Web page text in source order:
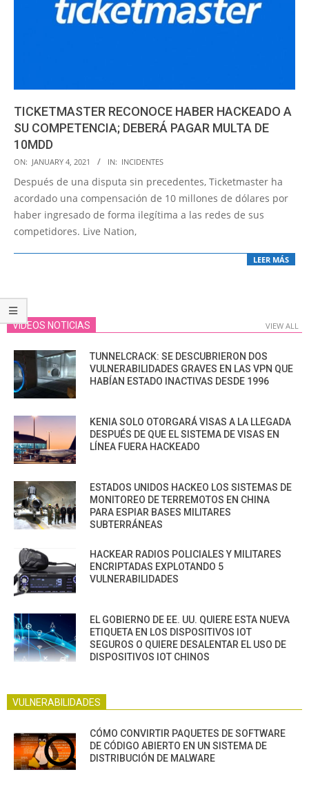
TICKETMASTER RECONOCE HABER HACKEADO A
SU COMPETENCIA; DEBERÁ PAGAR MULTA DE
10MDD
2021-
01-
ON: JANUARY 4, 2021 IN: INCIDENTES
Después de una disputa sin precedentes, Ticketmaster ha
acordado una compensación de 10 millones de dólares por
haber ingresado de forma ilegítima a las redes de sus
competidores. Live Nation,
LEER MÁS
VIDEOS NOTICIAS VIEW ALL
TUNNELCRACK: SE DESCUBRIERON DOS
VULNERABILIDADES GRAVES EN LAS VPN QUE
HABÍAN ESTADO INACTIVAS DESDE 1996
KENIA SOLO OTORGARÁ VISAS A LA LLEGADA
DESPUÉS DE QUE EL SISTEMA DE VISAS EN
LÍNEA FUERA HACKEADO
ESTADOS UNIDOS HACKEO LOS SISTEMAS DE
MONITOREO DE TERREMOTOS EN CHINA
PARA ESPIAR BASES MILITARES
SUBTERRÁNEAS
HACKEAR RADIOS POLICIALES Y MILITARES
ENCRIPTADAS EXPLOTANDO 5
VULNERABILIDADES
EL GOBIERNO DE EE. UU. QUIERE ESTA NUEVA
ETIQUETA EN LOS DISPOSITIVOS IOT
SEGUROS O QUIERE DESALENTAR EL USO DE
DISPOSITIVOS IOT CHINOS
VULNERABILIDADES
CÓMO CONVIRTIR PAQUETES DE SOFTWARE
DE CÓDIGO ABIERTO EN UN SISTEMA DE
DISTRIBUCIÓN DE MALWARE